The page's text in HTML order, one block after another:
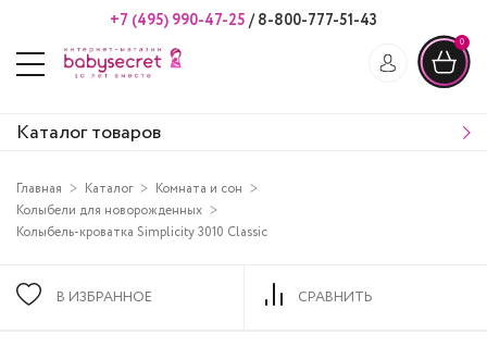
+7 (495) 990-47-25 /8-800-777-51-43
0
Каталог товаров
Главная Каталог
Комната и сон
Колыбели для новорожденных
Колыбель-кроватка Simplicity 3010 Classic
В ИЗБРАННОЕ СРАВНИТЬ